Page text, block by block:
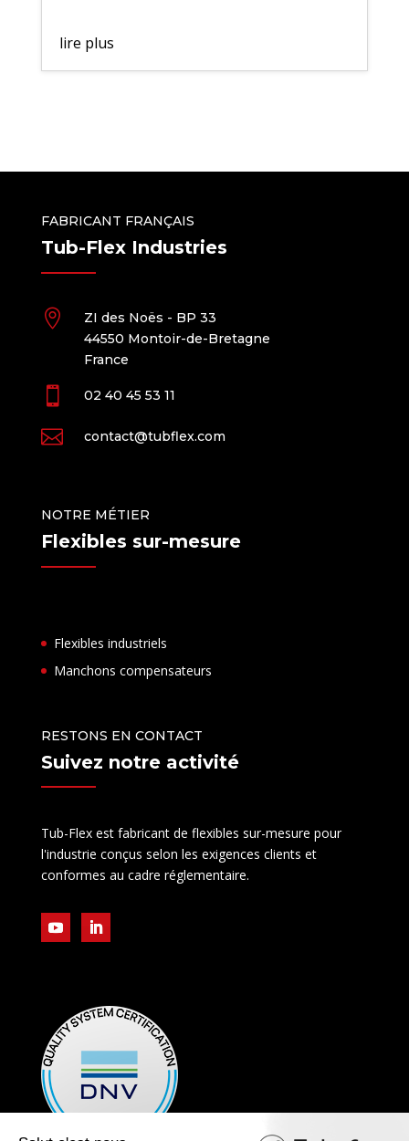
lire plus
FABRICANT FRANÇAIS
Tub-Flex Industries

ZI des Noës - BP 33
44550 Montoir-de-Bretagne
France
 02 40 45 53 11
 contact@tubflex.com
NOTRE MÉTIER
Flexibles sur-mesure
Flexibles industriels
Manchons compensateurs
RESTONS EN CONTACT
Suivez notre activité
Tub-Flex est fabricant de flexibles sur-mesure pour
l'industrie conçus selon les exigences clients et
conformes au cadre réglementaire.